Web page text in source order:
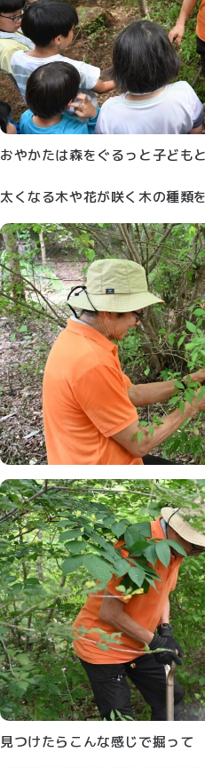
おやかたは森をぐるっと子ども
太くなる木や花が咲く木の種類
見つけたらこんな感じで掘って